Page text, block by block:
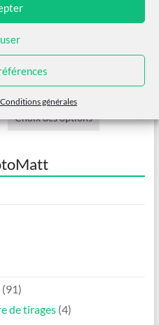
Conditions générales
Champêtre
Choix des options
a
(91)
de tirages (4)